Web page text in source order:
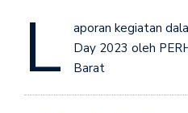
L
aporan kegiatan
Day 2023 oleh
Barat